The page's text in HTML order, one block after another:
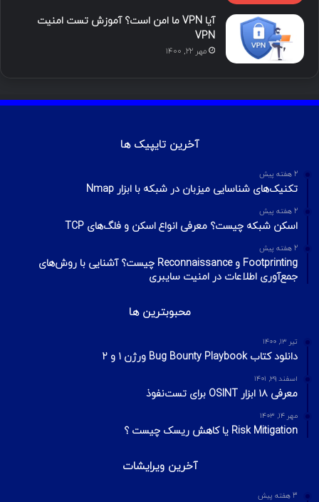
آیا VPN ما امن است؟ آموزش تست امنیت
VPN
مهر ۲۲, ۱۴۰۰
آخرین تایپیک ها
2 هفته پیش
تکنیک‌های شناسایی میزبان در شبکه با ابزار Nmap
2 هفته پیش
اسکن شبکه چیست؟ معرفی انواع اسکن و فلگ‌های TCP
2 هفته پیش
Footprinting و Reconnaissance چیست؟ آشنایی با روش‌های
جمع‌آوری اطلاعات در امنیت سایبری
محبوبترین ها
تیر ۱۳, ۱۴۰۰
دانلود کتاب Bug Bounty Playbook ورژن ۱ و ۲
اسفند ۲۹, ۱۴۰۱
معرفی ۱۸ ابزار OSINT برای تست‌نفوذ
مهر ۱۴, ۱۴۰۳
Risk Mitigation یا کاهش ریسک چیست ؟
آخرین ویرایشات
3 هفته پیش